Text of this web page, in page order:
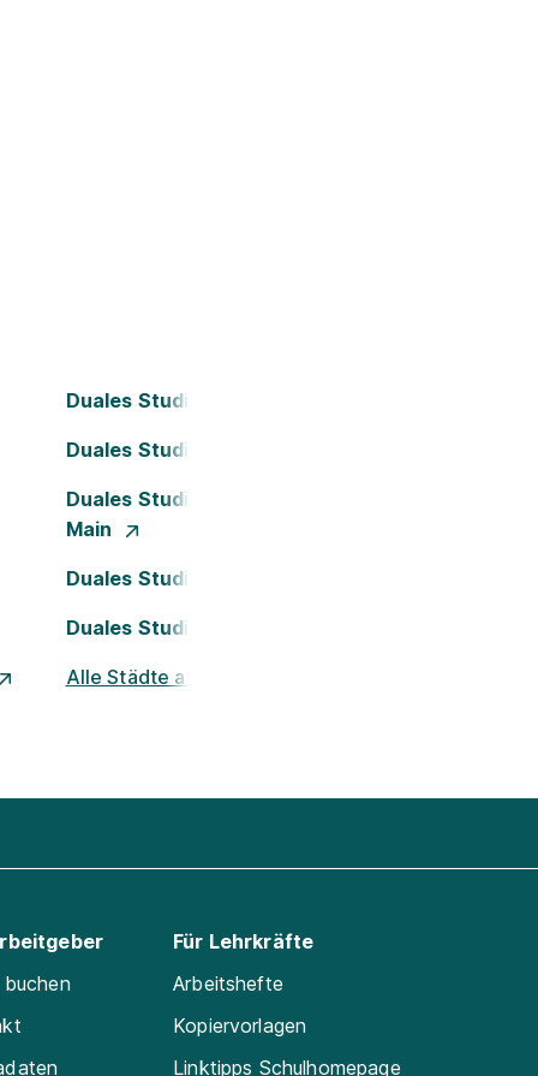
Duales Studium Bielefeld
Duales Studium Dortmund
Duales Studium Frankfurt am
Main
Duales Studium Köln
Duales Studium Nürnberg
Alle Städte ansehen
Für Lehrkräfte
Arbeitshefte
Kopiervorlagen
Linktipps Schulhomepage